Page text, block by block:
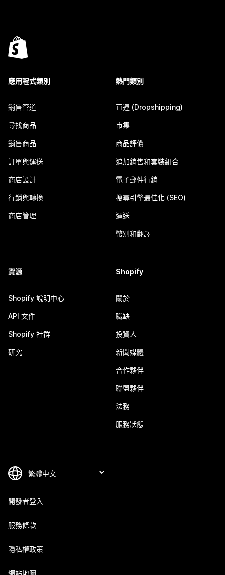
應用程式類別
銷售管道
尋找商品
銷售商品
訂單與運送
商店設計
行銷與轉換
商店管理
熱門類別
直運 (Dropshipping)
市集
商品評價
追加銷售和套裝組合
電子郵件行銷
搜尋引擎最佳化 (SEO)
運送
幣別和翻譯
資源
Shopify 說明中心
API 文件
Shopify 社群
研究
Shopify
關於
職缺
投資人
新聞媒體
合作夥伴
聯盟夥伴
法務
服務狀態
開發者登入
服務條款
隱私權政策
網站地圖